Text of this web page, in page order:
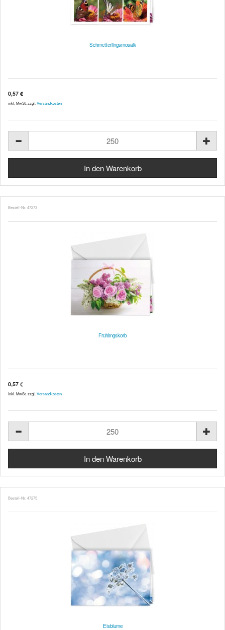
Schmetterlingsmosaik
0,57 €
inkl. MwSt. zzgl. Versandkosten
Bestell-Nr. 47273
Frühlingskorb
0,57 €
inkl. MwSt. zzgl. Versandkosten
Bestell-Nr. 47275
Eisblume